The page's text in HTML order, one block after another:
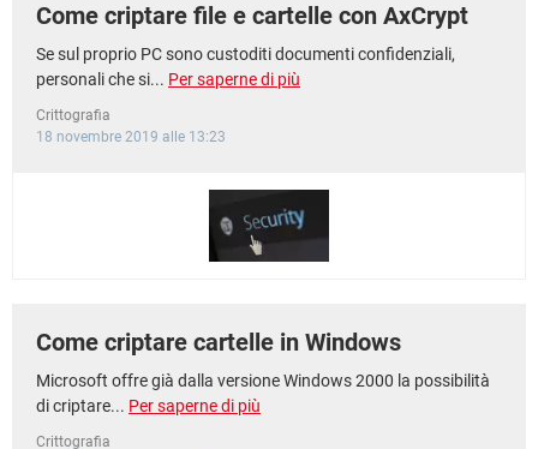
Come criptare file e cartelle con AxCrypt
Se sul proprio PC sono custoditi documenti confidenziali,
personali che si... Per saperne di più
Crittografia
18 novembre 2019 alle 13:23
Come criptare cartelle in Windows
Microsoft offre già dalla versione Windows 2000 la possibilità
di criptare... Per saperne di più
Crittografia